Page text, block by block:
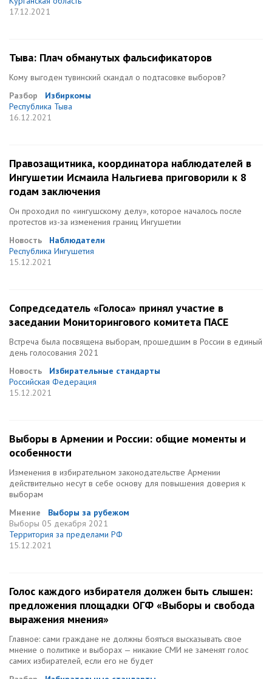
17.12.2021
Тыва: Плач обманутых фальсификаторов
Кому выгоден тувинский скандал о подтасовке выборов?
Разбор
Избиркомы
Республика Тыва
16.12.2021
Правозащитника, координатора наблюдателей в
Ингушетии Исмаила Нальгиева приговорили к 8
годам заключения
Он проходил по «ингушскому делу», которое началось после
протестов из-за изменения границ Ингушетии
Новость
Наблюдатели
Республика Ингушетия
15.12.2021
Сопредседатель «Голоса» принял участие в
заседании Мониторингового комитета ПАСЕ
Встреча была посвящена выборам, прошедшим в России в единый
день голосования 2021
Новость
Избирательные стандарты
Российская Федерация
15.12.2021
Выборы в Армении и России: общие моменты и
особенности
Изменения в избирательном законодательстве Армении
действительно несут в себе основу для повышения доверия к
выборам
Мнение
Выборы за рубежом
Выборы 05 декабря 2021
Территория за пределами РФ
15.12.2021
Голос каждого избирателя должен быть слышен:
предложения площадки ОГФ «Выборы и свобода
выражения мнения»
Главное: сами граждане не должны бояться высказывать свое
мнение о политике и выборах — никакие СМИ не заменят голос
самих избирателей, если его не будет